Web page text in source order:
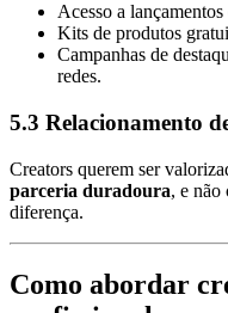
Acesso a
Kits de produtos
Campanhas de
redes.
5.3 Relacionamento
Creators querem ser
parceria duradoura, e não
diferença.
Como abordar